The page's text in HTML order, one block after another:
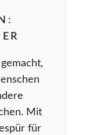
Mit
für